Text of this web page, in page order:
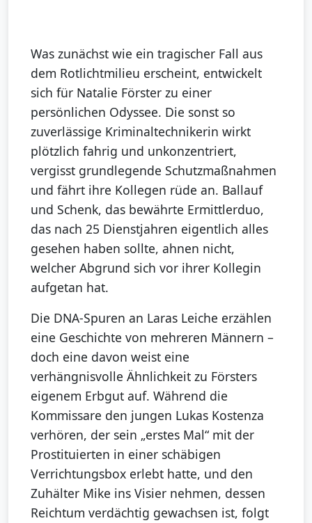
Was zunächst wie ein tragischer Fall aus
dem Rotlichtmilieu erscheint, entwickelt
sich für Natalie Förster zu einer
persönlichen Odyssee. Die sonst so
zuverlässige Kriminaltechnikerin wirkt
plötzlich fahrig und unkonzentriert,
vergisst grundlegende Schutzmaßnahmen
und fährt ihre Kollegen rüde an. Ballauf
und Schenk, das bewährte Ermittlerduo,
das nach 25 Dienstjahren eigentlich alles
gesehen haben sollte, ahnen nicht,
welcher Abgrund sich vor ihrer Kollegin
aufgetan hat.
Die DNA-Spuren an Laras Leiche erzählen
eine Geschichte von mehreren Männern –
doch eine davon weist eine
verhängnisvolle Ähnlichkeit zu Försters
eigenem Erbgut auf. Während die
Kommissare den jungen Lukas Kostenza
verhören, der sein „erstes Mal“ mit der
Prostituierten in einer schäbigen
Verrichtungsbox erlebt hatte, und den
Zuhälter Mike ins Visier nehmen, dessen
Reichtum verdächtig gewachsen ist, folgt